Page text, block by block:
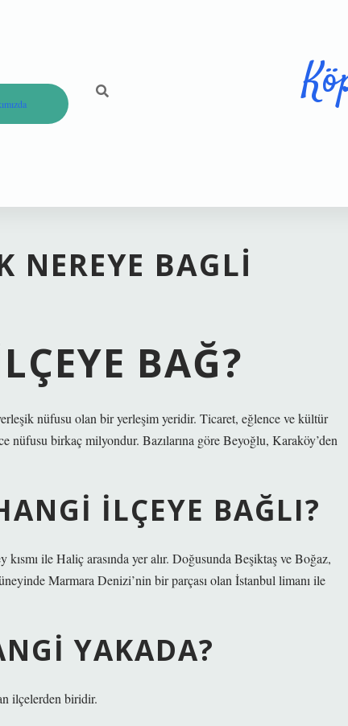
NEREYE BAGLI
BAĞ?
nüfusu olan bir yerleşim yeridir. Ticaret, eğlence ve kültür
nüfusu birkaç milyondur. Bazılarına göre Beyoğlu, Karaköy’den
ILÇEYE BAĞLI?
ile Haliç arasında yer alır. Doğusunda Beşiktaş ve Boğaz,
Marmara Denizi’nin bir parçası olan İstanbul limanı ile
YAKADA?
ilçelerden biridir.